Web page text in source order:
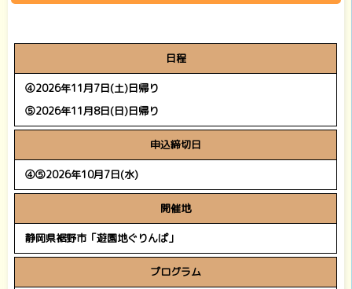
日程
④2026年11月7日(土)日帰り
⑤2026年11月8日(日)日帰り
申込締切日
④⑤2026年10月7日(水)
開催地
静岡県裾野市「遊園地ぐりんぱ」
プログラム